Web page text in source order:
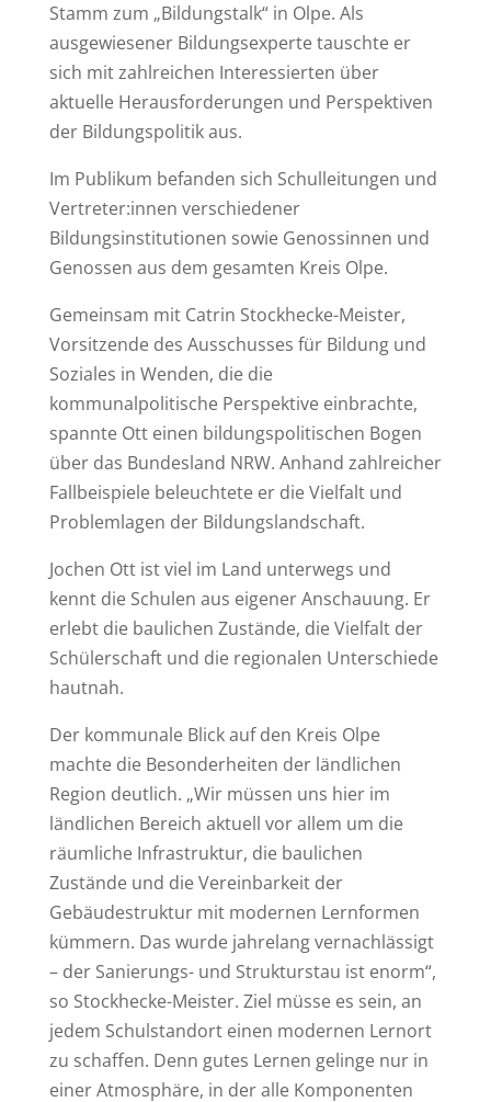
Stamm zum „Bildungstalk“ in Olpe. Als
ausgewiesener Bildungsexperte tauschte er
sich mit zahlreichen Interessierten über
aktuelle Herausforderungen und Perspektiven
der Bildungspolitik aus.
Im Publikum befanden sich Schulleitungen und
Vertreter:innen verschiedener
Bildungsinstitutionen sowie Genossinnen und
Genossen aus dem gesamten Kreis Olpe.
Gemeinsam mit Catrin Stockhecke-Meister,
Vorsitzende des Ausschusses für Bildung und
Soziales in Wenden, die die
kommunalpolitische Perspektive einbrachte,
spannte Ott einen bildungspolitischen Bogen
über das Bundesland NRW. Anhand zahlreicher
Fallbeispiele beleuchtete er die Vielfalt und
Problemlagen der Bildungslandschaft.
Jochen Ott ist viel im Land unterwegs und
kennt die Schulen aus eigener Anschauung. Er
erlebt die baulichen Zustände, die Vielfalt der
Schülerschaft und die regionalen Unterschiede
hautnah.
Der kommunale Blick auf den Kreis Olpe
machte die Besonderheiten der ländlichen
Region deutlich. „Wir müssen uns hier im
ländlichen Bereich aktuell vor allem um die
räumliche Infrastruktur, die baulichen
Zustände und die Vereinbarkeit der
Gebäudestruktur mit modernen Lernformen
kümmern. Das wurde jahrelang vernachlässigt
– der Sanierungs- und Strukturstau ist enorm“,
so Stockhecke-Meister. Ziel müsse es sein, an
jedem Schulstandort einen modernen Lernort
zu schaffen. Denn gutes Lernen gelinge nur in
einer Atmosphäre, in der alle Komponenten